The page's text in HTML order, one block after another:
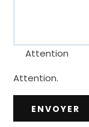
Attention
Attention.
ENVOYER